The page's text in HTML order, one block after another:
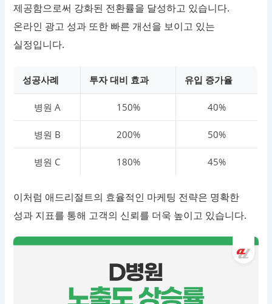
제공함으로써 강화된 전환률을 달성하고 있습니다.
온라인 광고 성과 또한 빠른 개선을 보이고 있는
실정입니다.
성공사례 투자 대비 효과 유입 증가율
병원 A 150% 40%
병원 B 200% 50%
병원 C 180% 45%
이처럼 애드리절트의 효율적인 마케팅 전략은 명확한
성과 지표를 통해 고객의 신뢰를 더욱 높이고 있습니다.